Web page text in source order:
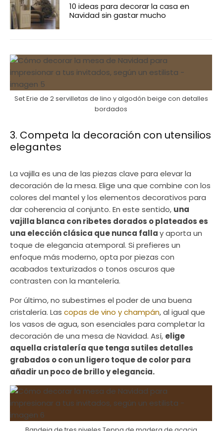
10 ideas para decorar la casa en
Navidad sin gastar mucho
Set Erie de 2 servilletas de lino y algodón beige con detalles
bordados
3. Competa la decoración con utensilios
elegantes
La vajilla es una de las piezas clave para elevar la
decoración de la mesa. Elige una que combine con los
colores del mantel y los elementos decorativos para
dar coherencia al conjunto. En este sentido, una
vajilla blanca con ribetes dorados o plateados es
una elección clásica que nunca fallay aporta un
toque de elegancia atemporal. Si prefieres un
enfoque más moderno, opta por piezas con
acabados texturizados o tonos oscuros que
contrasten con la mantelería.
Por último, no subestimes el poder de una buena
cristalería. Las copas de vino y champán, al igual que
los vasos de agua, son esenciales para completar la
decoración de una mesa de Navidad. Así, elige
aquella cristalería que tenga sutiles detalles
grabados o con un ligero toque de color para
añadir un poco de brillo y elegancia.